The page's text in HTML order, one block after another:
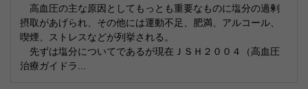
高血圧の主な原因としてもっとも重要なものに塩分の過剰
摂取があげられ、その他には運動不足、肥満、アルコール、
喫煙、ストレスなどが列挙される。
先ずは塩分についてであるが現在ＪＳＨ２００４（高血圧
治療ガイドラ...